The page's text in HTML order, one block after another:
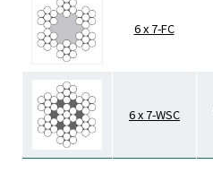
6 x 7-FC
6 x 7-WSC